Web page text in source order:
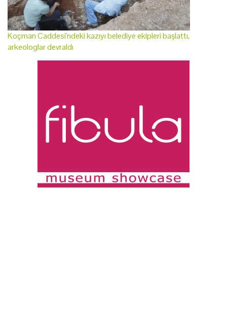
Koçman Caddesi'ndeki kazıyı belediye ekipleri başlattı,
arkeologlar devraldı